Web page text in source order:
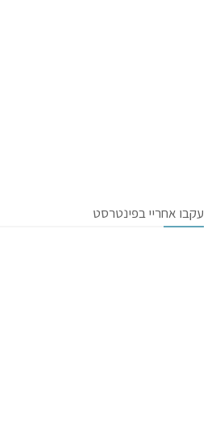
עקבו אחריי בפינטרסט